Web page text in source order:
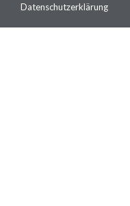
Datenschutzerklärung